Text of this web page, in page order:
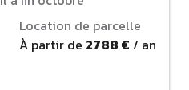
Location de parcelle
À partir de 2788 € / an